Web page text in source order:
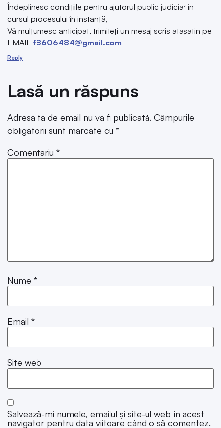
Îndeplinesc condițiile pentru ajutorul public judiciar in
cursul procesului în instanță,
Vă mulțumesc anticipat, trimiteți un mesaj scris atașatin pe
EMAIL f8606484@gmail.com
Reply
Lasă un răspuns
Adresa ta de email nu va fi publicată. Câmpurile
obligatorii sunt marcate cu *
Comentariu *
Nume *
Email *
Site web
Salvează-mi numele, emailul și site-ul web în acest
navigator pentru data viitoare când o să comentez.